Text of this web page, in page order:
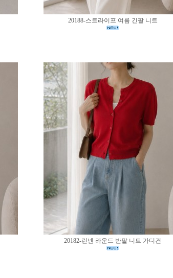
20188-스트라이프 여름 긴팔 니트
20182-린넨 라운드 반팔 니트 가디건